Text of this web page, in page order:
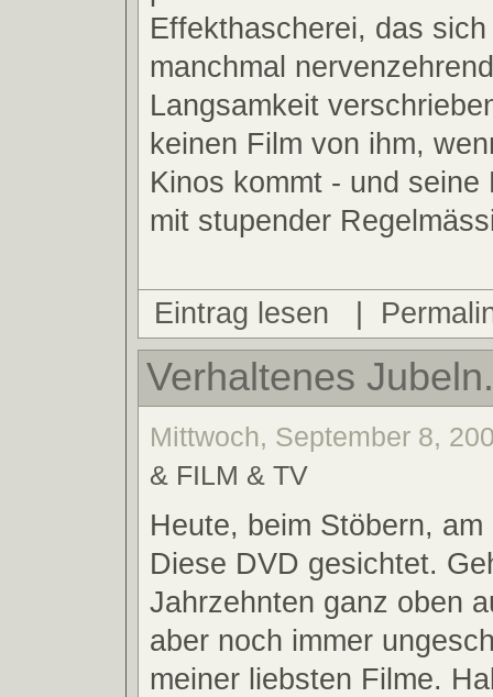
Effekthascherei, das
manchmal
Langsamkeit
keinen Film von ihm,
Kinos kommt - und seine
mit stupender
Eintrag lesen |
Verhaltenes
Mittwoch, September 8,
& FILM & TV
Heute, beim Stöbern,
Diese DVD gesichtet.
Jahrzehnten ganz oben
aber noch immer
meiner liebsten Filme.